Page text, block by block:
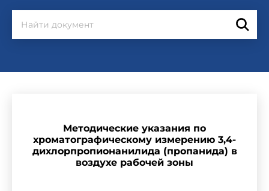
Методические указания по
хроматографическому измерению 3,4-
дихлорпропионанилида (пропанида) в
воздухе рабочей зоны